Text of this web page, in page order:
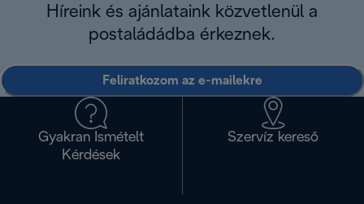
Híreink és ajánlataink közvetlenül a
postaládádba érkeznek.
Feliratkozom az e-mailekre
Gyakran Ismételt
Kérdések
Szervíz kereső